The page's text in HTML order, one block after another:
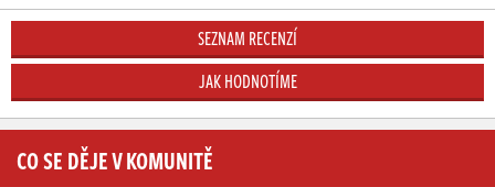
SEZNAM RECENZÍ
JAK HODNOTÍME
CO SE DĚJE V KOMUNITĚ